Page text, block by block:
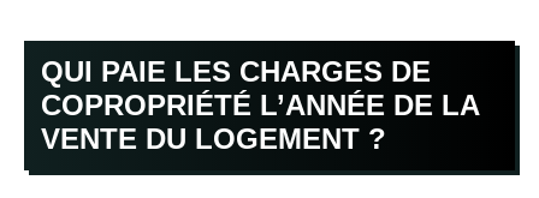
QUI PAIE LES CHARGES DE
COPROPRIÉTÉ L’ANNÉE DE LA
VENTE DU LOGEMENT ?